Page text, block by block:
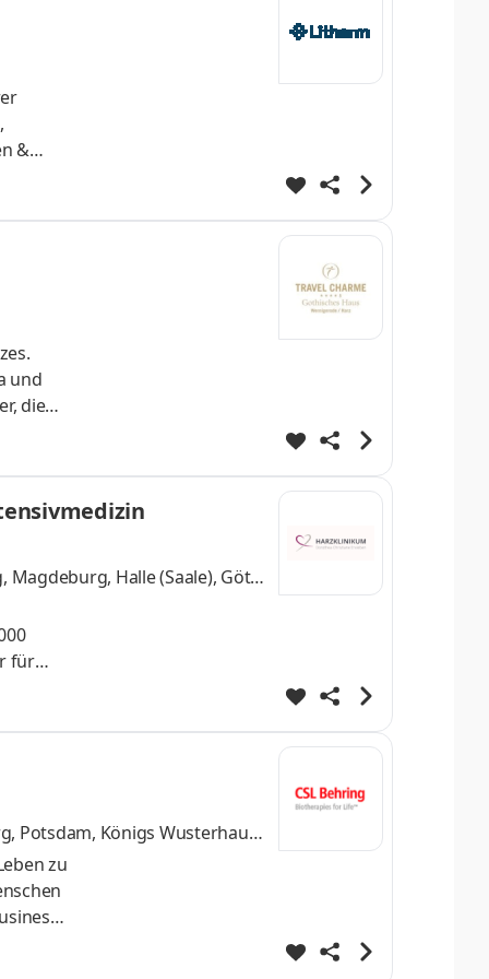
&
der
in
und
die
Halle (Saale), Götti
für
Potsdam, Königs Wusterhaus
weitere
zu